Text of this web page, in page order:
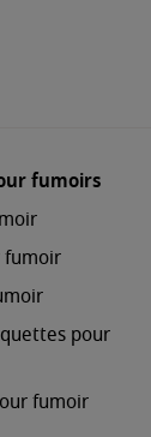
fumoirs
fumoir
pour
fumoir